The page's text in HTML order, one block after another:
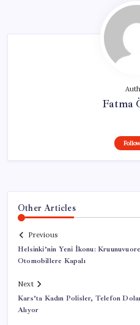
Fatma
Other Articles
Previous
Helsinki’nin Yeni İkonu:
Otomobillere Kapalı
Next
Kars’ta Kadın Polisler, Telefon
Alıyor